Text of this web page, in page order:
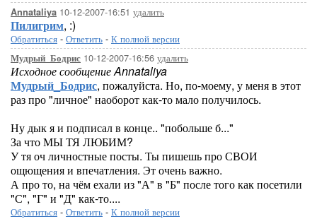
Annataliya 10-12-2007-16:51 удалить
Пилигрим, :)
Обратиться - Ответить - К полной версии
Мудрый_Бодрис 10-12-2007-16:56 удалить
Исходное сообщение Annataliya
Мудрый_Бодрис, пожалуйста. Но, по-моему, у меня в этот
раз про "личное" наоборот как-то мало получилось.
Ну дык я и подписал в конце.. "побольше б..."
За что МЫ ТЯ ЛЮБИМ?
У тя оч личностные посты. Ты пишешь про СВОИ
ощющения и впечатления. Эт очень важно.
А про то, на чём ехали из "А" в "Б" после того как посетили
"С", "Г" и "Д" как-то....
Обратиться - Ответить - К полной версии